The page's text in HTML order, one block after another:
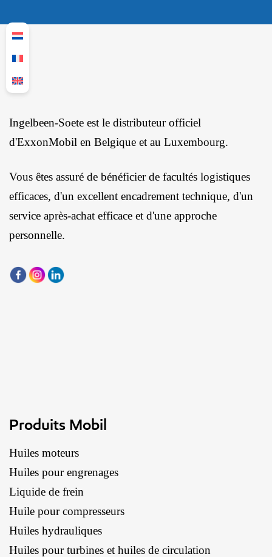
Ingelbeen-Soete est le distributeur officiel
d'ExxonMobil en Belgique et au Luxembourg.
Vous êtes assuré de bénéficier de facultés logistiques
efficaces, d'un excellent encadrement technique, d'un
service après-achat efficace et d'une approche
personnelle.
Produits Mobil
Huiles moteurs
Huiles pour engrenages
Liquide de frein
Huile pour compresseurs
Huiles hydrauliques
Huiles pour turbines et huiles de circulation